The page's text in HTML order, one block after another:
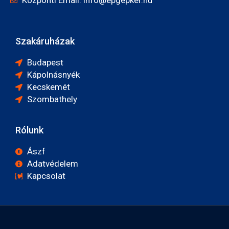
Szakáruházak
Budapest
Kápolnásnyék
Kecskemét
Szombathely
Rólunk
Ászf
Adatvédelem
Kapcsolat